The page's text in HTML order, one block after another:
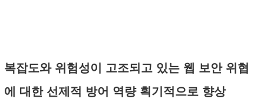
복잡도와 위험성이 고조되고 있는 웹 보안 위협
에 대한 선제적 방어 역량 획기적으로 향상